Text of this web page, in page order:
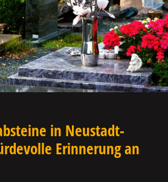
in Neustadt-
Erinnerung an